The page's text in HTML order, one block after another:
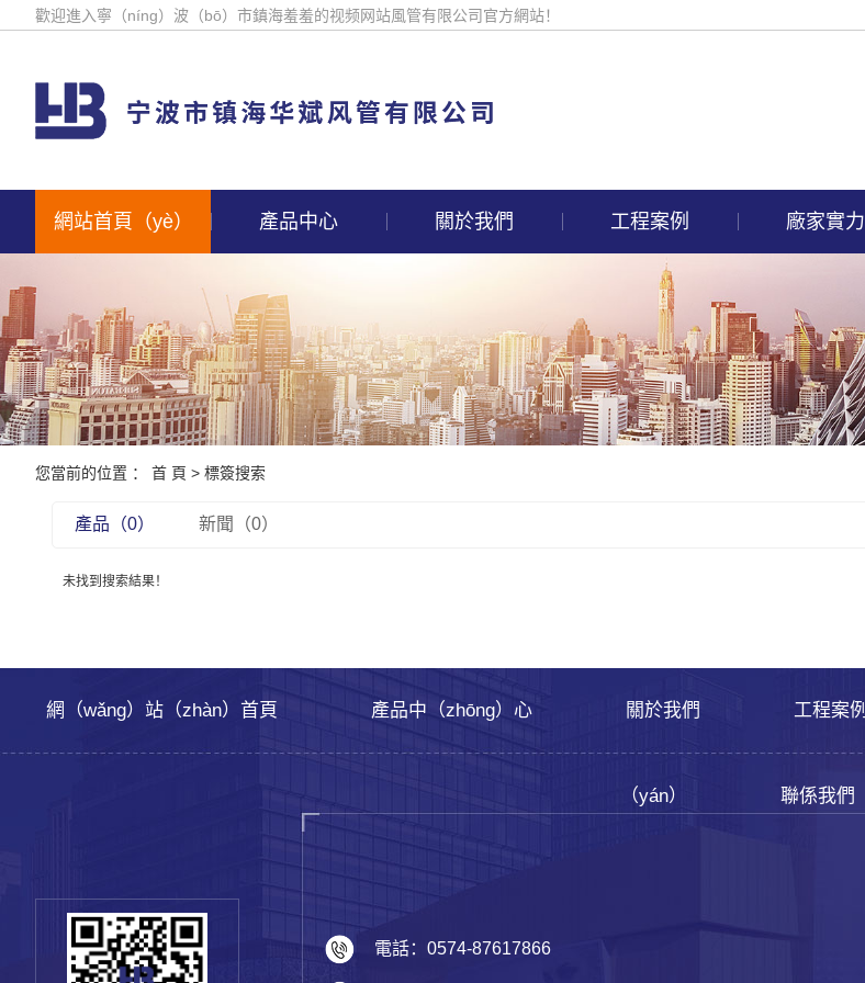
歡迎進入寧（níng）波（bō）市鎮海羞羞的视频网站風管有限公司官方網站！
網站首頁（yè） 產品中心 關於我們 工程案例 廠家實力
您當前的位置 ： 首 頁 > 標簽搜索
產品（0） 新聞（0）
未找到搜索結果！
網（wǎng）站（zhàn）首頁 產品中（zhōng）心 關於我們 工程案例
（yán） 聯係我們
電話：0574-87617866